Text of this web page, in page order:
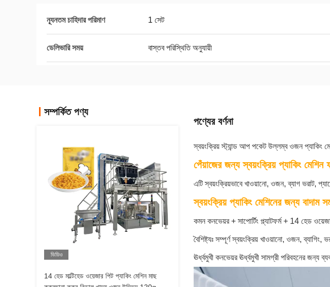
ন্যূনতম চাহিদার পরিমাণ 1 সেট
ডেলিভারি সময় বাস্তব পরিস্থিতি অনুযায়ী
সম্পর্কিত পণ্য
ভিডিও
14 হেড মাল্টিহেড ওয়েজার পিট প্যাকিং মেশিন মাছ
পণ্যের বর্ণনা
স্বয়ংক্রিয় স্ট্যান্ড আপ পকেট উল্লম্ব ওজন প্যাকিং
পেঁয়াজের জন্য স্বয়ংক্রিয় প্যাকিং মেশিন
এটি স্বয়ংক্রিয়ভাবে খাওয়ানো, ওজন, ব্যাগ ভরাট,
স্বয়ংক্রিয় প্যাকিং মেশিনের জন্য বাদাম
কমন কনভেয়র + সাপোর্টিং প্ল্যাটফর্ম + 14 হেড
বৈশিষ্ট্যঃ সম্পূর্ণ স্বয়ংক্রিয় খাওয়ানো, ওজন, ব্যাগিং,
ঊর্ধ্বমুখী কনভেয়র ঊর্ধ্বমুখী সামগ্রী পরিবহনের জন্য